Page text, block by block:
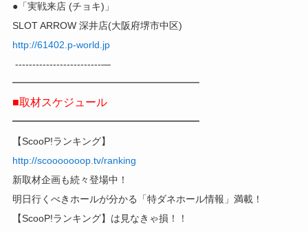
●「実戦来店 (チョキ)」
SLOT ARROW 深井店(大阪府堺市中区)
http://61402.p-world.jp
-------------------------—
━━━━━━━━━━━━━━━━━
■取材スケジュール
━━━━━━━━━━━━━━━━━
【ScooP!ランキング】
http://scooooooop.tv/ranking
新取材企画も続々登場中！
明日行くべきホールが分かる「特ダネホール情報」満載！
【ScooP!ランキング】は見なきゃ損！！